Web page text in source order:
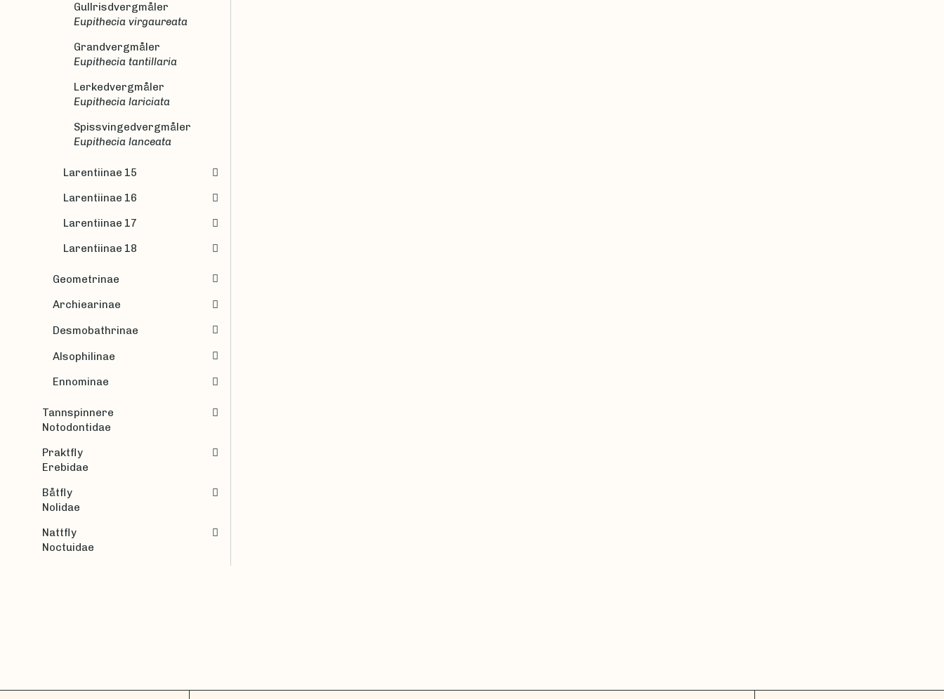
Gullrisdvergmåler
Eupithecia virgaureata
Grandvergmåler
Eupithecia tantillaria
Lerkedvergmåler
Eupithecia lariciata
Spissvingedvergmåler
Eupithecia lanceata
Larentiinae 15
Larentiinae 16
Larentiinae 17
Larentiinae 18
Geometrinae
Archiearinae
Desmobathrinae
Alsophilinae
Ennominae
Tannspinnere
Notodontidae
Praktfly
Erebidae
Båtfly
Nolidae
Nattfly
Noctuidae